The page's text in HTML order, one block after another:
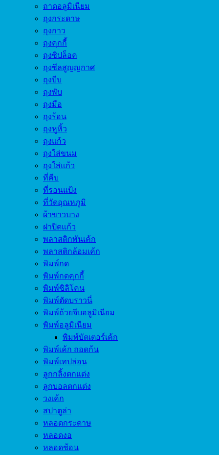
ถาดอลูมิเนียม
ถุงกระดาษ
ถุงกาว
ถุงคุกกี้
ถุงซิปล็อค
ถุงซีลสูญญกาศ
ถุงบีบ
ถุงพับ
ถุงมือ
ถุงร้อน
ถุงหูหิ้ว
ถุงแก้ว
ถุงใส่ขนม
ถุงใส่แก้ว
ที่คีบ
ที่รอนแป้ง
ที่วัดอุณหภูมิ
ผ้าขาวบาง
ฝาปิดแก้ว
พลาสติกพันเค้ก
พลาสติกล้อมเค้ก
พิมพ์กด
พิมพ์กดคุกกี้
พิมพ์ซิลิโคน
พิมพ์ตัดบราวนี่
พิมพ์ถ้วยจีบอลูมิเนียม
พิมพ์อลูมิเนียม
พิมพ์บัตเตอร์เค้ก
พิมพ์เค้ก ถอดก้น
พิมพ์เทปล่อน
ลูกกลิ้งตกแต่ง
ลูกบอลตกแต่ง
วงเค้ก
สปาตูล่า
หลอดกระดาษ
หลอดงอ
หลอดช้อน